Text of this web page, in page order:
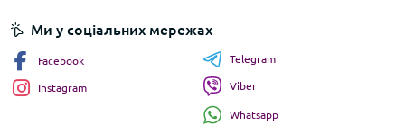
Ми у соціальних мережах
Facebook
Instagram
Telegram
Viber
Whatsapp